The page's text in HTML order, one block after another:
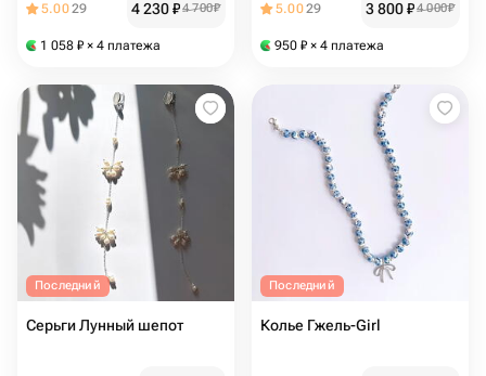
5.0029 4 230₽4 700₽
1 058 ₽ × 4 платежа
5.0029 3 800₽4 000₽
950 ₽ × 4 платежа
Последний
Серьги Лунный шепот
Последний
Колье Гжель-Girl